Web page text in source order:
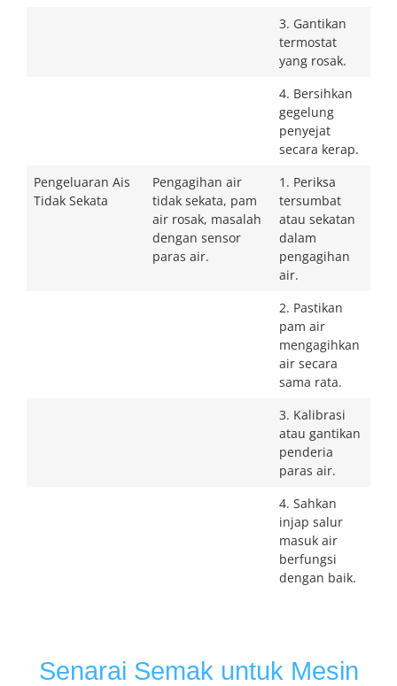
3. Gantikan
termostat
yang rosak.
4. Bersihkan
gegelung
penyejat
secara kerap.
Pengeluaran Ais
Tidak Sekata
Pengagihan air
tidak sekata, pam
air rosak, masalah
dengan sensor
paras air.
1. Periksa
tersumbat
atau sekatan
dalam
pengagihan
air.
2. Pastikan
pam air
mengagihkan
air secara
sama rata.
3. Kalibrasi
atau gantikan
penderia
paras air.
4. Sahkan
injap salur
masuk air
berfungsi
dengan baik.
Senarai Semak untuk Mesin